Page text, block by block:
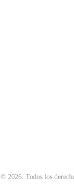
© 2026. Todos los